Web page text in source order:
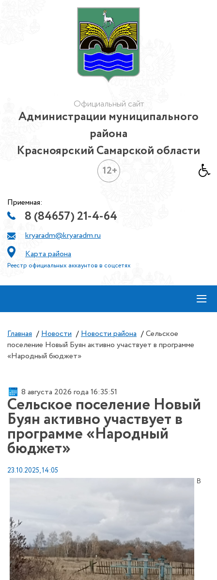
Официальный сайт
Администрации муниципального
района
Красноярский Самарской области
12+
Приемная:
8 (84657) 21-4-64
kryaradm@kryaradm.ru
Карта района
Реестр официальных аккаунтов в соцсетях
≡
Главная / Новости / Новости района / Сельское
поселение Новый Буян активно участвует в программе
«Народный бюджет»
8 августа 2026 года 16:35:51
Сельское поселение Новый
Буян активно участвует в
программе «Народный
бюджет»
23.10.2025, 14:05
В